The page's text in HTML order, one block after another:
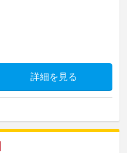
詳細を見る